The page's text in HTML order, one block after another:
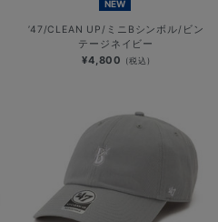
NEW
’47/CLEAN UP/ミニBシンボル/ビン
テージネイビー
¥4,800 (税込)